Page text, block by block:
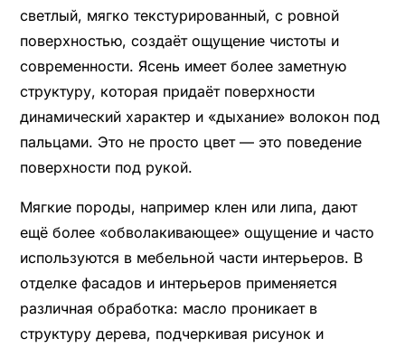
светлый, мягко текстурированный, с ровной
поверхностью, создаёт ощущение чистоты и
современности. Ясень имеет более заметную
структуру, которая придаёт поверхности
динамический характер и «дыхание» волокон под
пальцами. Это не просто цвет — это поведение
поверхности под рукой.
Мягкие породы, например клен или липа, дают
ещё более «обволакивающее» ощущение и часто
используются в мебельной части интерьеров. В
отделке фасадов и интерьеров применяется
различная обработка: масло проникает в
структуру дерева, подчеркивая рисунок и